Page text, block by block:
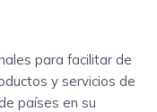
para facilitar de
y servicios de
países en su